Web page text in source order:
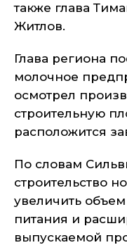
также глава
Житлов.
Глава региона
молочное
осмотрел
строительную
расположится
По словам
строительство
увеличить
питания и
выпускаемой